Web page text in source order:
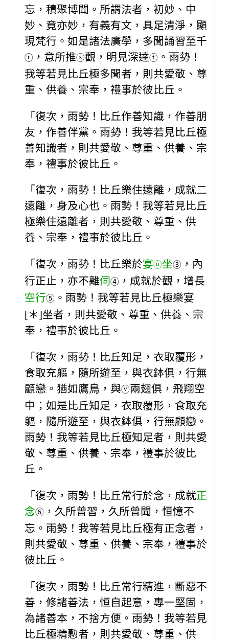
忘，積聚博聞。所謂法者，初妙、中
妙、竟亦妙，有義有文，具足清淨，顯
現梵行。如是諸法廣學，多聞誦習至千
ⓡ ，意所推ⓢ觀，明見深達ⓣ 。雨勢！
我等若見比丘極多聞者，則共愛敬、尊
重、供養、宗奉，禮事於彼比丘。
「復次，雨勢！比丘作善知識，作善朋
友，作善伴黨。雨勢！我等若見比丘極
善知識者，則共愛敬、尊重、供養、宗
奉，禮事於彼比丘。
「復次，雨勢！比丘樂住遠離，成就二
遠離，身及心也。雨勢！我等若見比丘
極樂住遠離者，則共愛敬、尊重、供
養、宗奉，禮事於彼比丘。
「復次，雨勢！比丘樂於宴ⓤ坐③ ，內
行正止，亦不離伺④ ，成就於觀，增長
空行⑤ 。雨勢！我等若見比丘極樂宴
[＊]坐者，則共愛敬、尊重、供養、宗
奉，禮事於彼比丘。
「復次，雨勢！比丘知足，衣取覆形，
食取充軀，隨所遊至，與衣鉢俱，行無
顧戀。猶如鷹鳥，與ⓥ兩翅俱，飛翔空
中；如是比丘知足，衣取覆形，食取充
軀，隨所遊至，與衣鉢俱，行無顧戀。
雨勢！我等若見比丘極知足者，則共愛
敬、尊重、供養、宗奉，禮事於彼比
丘。
「復次，雨勢！比丘常行於念，成就正
念⑥ ，久所曾習，久所曾聞，恒憶不
忘。雨勢！我等若見比丘極有正念者，
則共愛敬、尊重、供養、宗奉，禮事於
彼比丘。
「復次，雨勢！比丘常行精進，斷惡不
善，修諸善法，恒自起意，專一堅固，
為諸善本，不捨方便。雨勢！我等若見
比丘極精懃者，則共愛敬、尊重、供